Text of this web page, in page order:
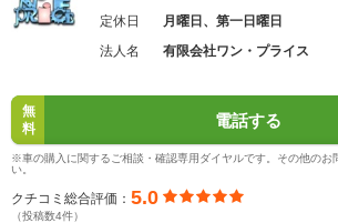
定休日
月曜日、第一日曜日
法人名
有限会社ワン・プライス
無
料
電話する
※車の購入に関するご相談・確認専用ダイヤルです。その他のお
い。
クチコミ総合評価： 5.0
（投稿数4件）